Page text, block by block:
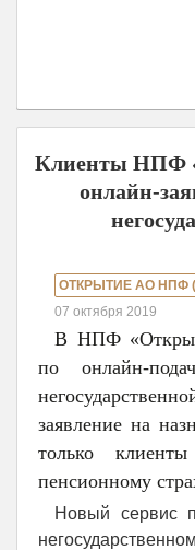
Клиенты НПФ
онлайн-
ОТКРЫТИЕ АО НПФ
07 октября 2019
В НПФ
по онлайн-
заявление на
только
пенсионному
Новый сервис